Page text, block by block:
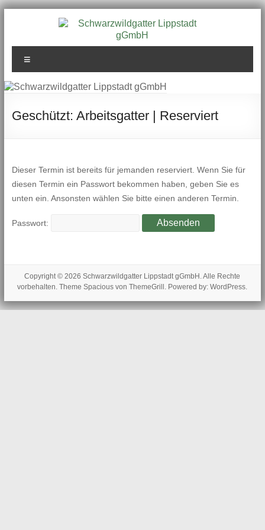
Schwarzwildgatter
Lippstadt gGmbH
Geschützt: Arbeitsgatter | Reserviert
Dieser Termin ist bereits für jemanden reserviert. Wenn Sie für
diesen Termin ein Passwort bekommen haben, geben Sie es
unten ein. Ansonsten wählen Sie bitte einen anderen Termin.
Passwort:
Copyright © 2026Schwarzwildgatter Lippstadt gGmbH . Alle Rechte
vorbehalten. ThemeSpacious von ThemeGrill. Powered by:WordPress.